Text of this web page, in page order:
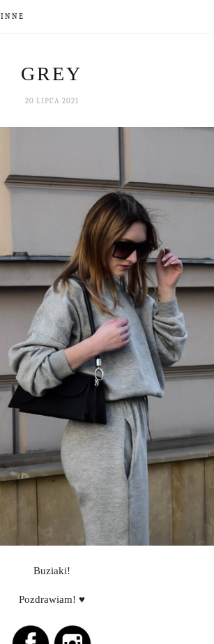
INNE
GREY
20 LIPCA 2021
Buziaki!
Pozdrawiam! ♥